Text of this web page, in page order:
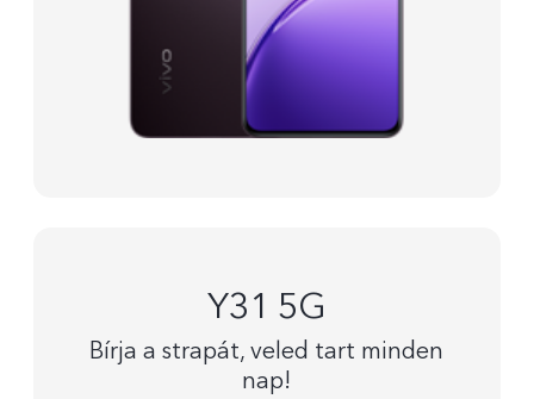
Y31 5G
Bírja a strapát, veled tart minden
nap!